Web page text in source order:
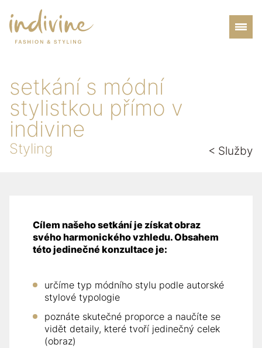
setkání s módní
stylistkou přímo v
indivine
Styling < Služby
Cílem našeho setkání je získat obraz
svého harmonického vzhledu. Obsahem
této jedinečné konzultace je:
určíme typ módního stylu podle autorské
stylové typologie
poznáte skutečné proporce a naučíte se
vidět detaily, které tvoří jedinečný celek
(obraz)